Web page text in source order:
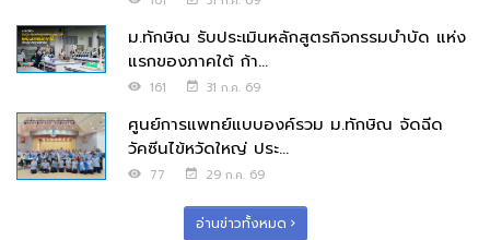
ม.ทักษิณ รับประเมินหลักสูตรกิจกรรมบำบัด แห่ง
แรกของภาคใต้ ก้า...
161 31 ก.ค. 69
ศูนย์การแพทย์แบบองค์รวม ม.ทักษิณ จัดฉีด
วัคซีนไข้หวัดใหญ่ ประ...
77 29 ก.ค. 69
อ่านข่าวทั้งหมด